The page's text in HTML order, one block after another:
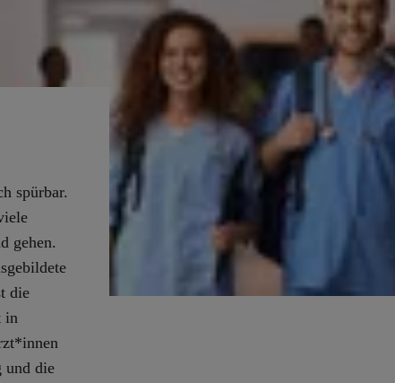
spürbar.
gehen.
die
in
und die